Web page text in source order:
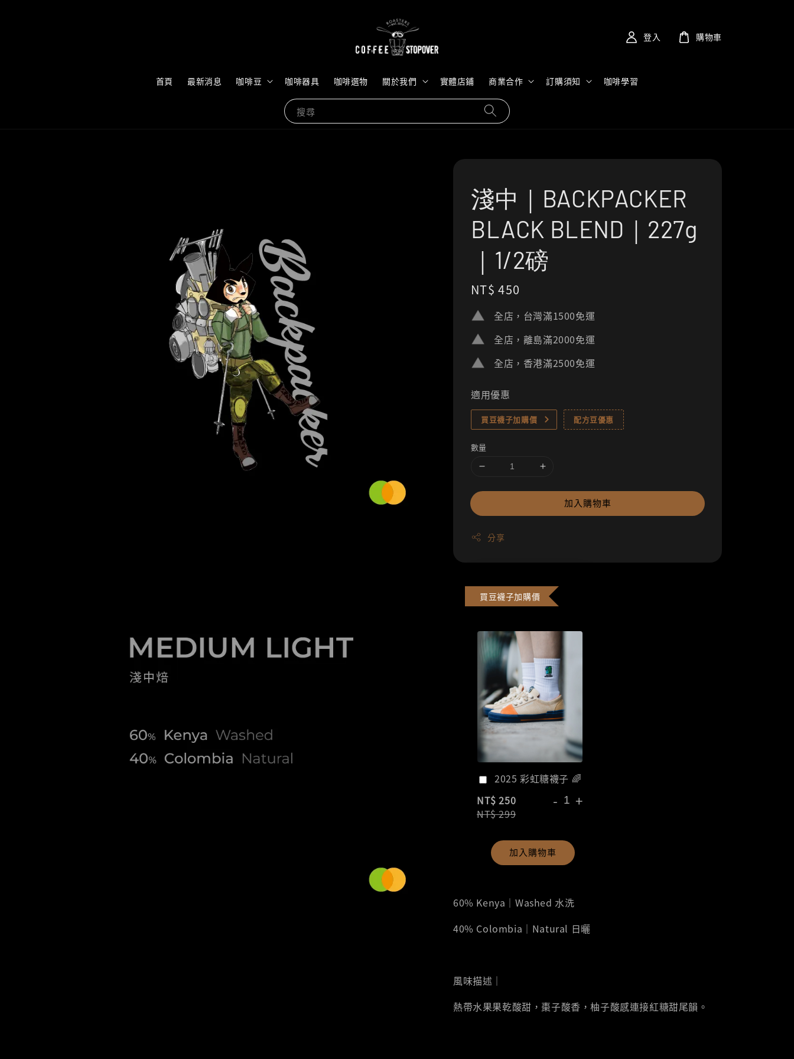
搜尋
首頁 最新消息 咖啡豆 咖啡器具 咖啡選物 關於我們 實體店鋪 商業合作 訂購須知 咖啡學習
登入 購物車
淺中｜BACKPACKER
BLACK BLEND｜227g
｜1/2磅
Regular
price
NT$ 450
全店，台灣滿1500免運
全店，離島滿2000免運
全店，香港滿2500免運
適用優惠
買豆襪子加購價 配方豆優惠
數量
加入購物車
分享
買豆襪子加購價
2025 彩虹糖襪子 🌈
NT$ 250
NT$ 299
- +
加入購物車
60% Kenya｜Washed 水洗
40% Colombia｜Natural 日曬
風味描述｜
熱帶水果果乾酸甜，棗子酸香，柚子酸感連接紅糖甜尾韻。